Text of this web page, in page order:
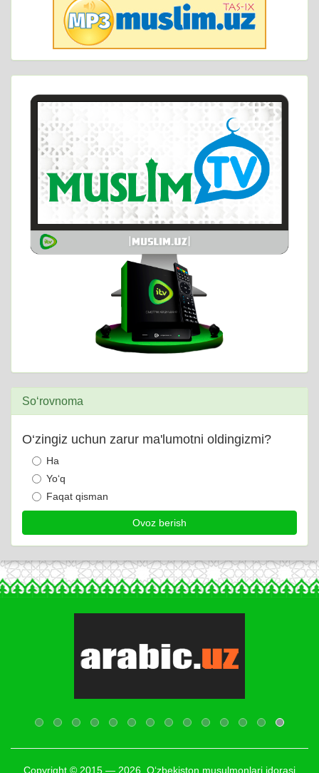
So‘rovnoma
O‘zingiz uchun zarur ma'lumotni oldingizmi?
Ha
Yo‘q
Faqat qisman
Copyright © 2015 — 2026. O‘zbekiston musulmonlari idorasi